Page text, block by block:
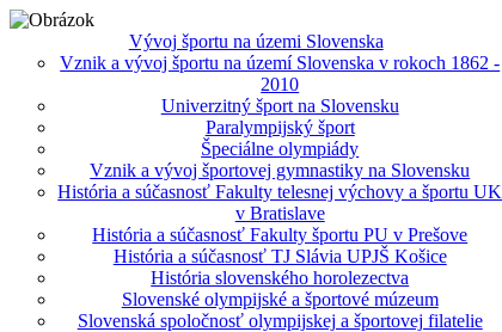
Vývoj športu na územi Slovenska
Vznik a vývoj športu na území Slovenska v rokoch 1862 -
2010
Univerzitný šport na Slovensku
Paralympijský šport
Špeciálne olympiády
Vznik a vývoj športovej gymnastiky na Slovensku
História a súčasnosť Fakulty telesnej výchovy a športu UK
v Bratislave
História a súčasnosť Fakulty športu PU v Prešove
História a súčasnosť TJ Slávia UPJŠ Košice
História slovenského horolezectva
Slovenské olympijské a športové múzeum
Slovenská spoločnosť olympijskej a športovej filatelie